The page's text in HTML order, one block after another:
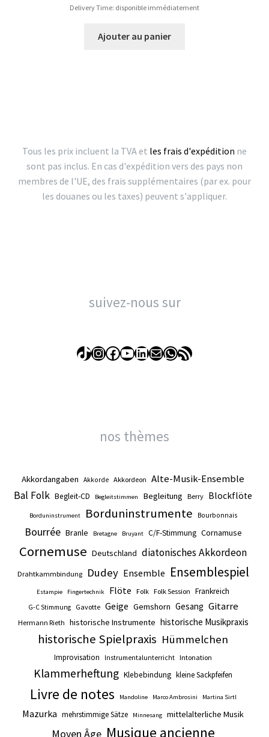
Delivery Time: disponible immédiatement
Ajouter au panier
Tous les prix incluent la TVA et les frais d'expédition ne
sont pas inclus. En cas d'expédition vers des pays non
membres de l'UE, des frais supplémentaires (par ex. pour
les douanes ou les taxes) peuvent s'appliquer.
suivez-nous sur
TikTok
Instagram
Facebook
YouTube
LinkedIn
E-mailWhatsApp
Flux RSS
nos thèmes
Akkordangaben Akkorde Akkordeon Alte-Musik-Ensemble
Bal Folk Begleit-CD Begleitstimmen Begleitung Berry Blockflöte
Borduninstrument Borduninstrumente Bourbonnais
Bourrée Branle Bretagne Bruyant C/F-Stimmung Cornamuse
Cornemuse Deutschland diatonisches Akkordeon
Drahtkammbindung Dudey Ensemble Ensemblespiel
Estampie Fingertechnik Flöte Folk Folk Session Frankreich
G-C Stimmung Gavotte Geige Gemshorn Gesang Gitarre
Hermann Rieth historische Instrumente historische Musikpraxis
historische Spielpraxis Hümmelchen
Improvisation Instrumentalunterricht Intonation
Klammerheftung Klebebindung kleine Sackpfeifen
Livre de notes Mandoline Marco Ambrosini Martina Sirtl
Mazurka mehrstimmige Sätze Minnesang mittelalterliche Musik
Moyen Âge Musique ancienne